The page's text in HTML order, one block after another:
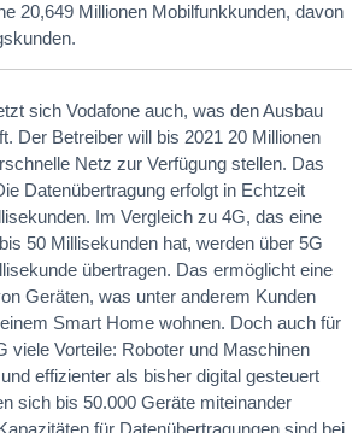
20,649 Millionen Mobilfunkkunden, davon
sich Vodafone auch, was den Ausbau
Der Betreiber will bis 2021 20 Millionen
Netz zur Verfügung stellen. Das
Datenübertragung erfolgt in Echtzeit
Im Vergleich zu 4G, das eine
50 Millisekunden hat, werden über 5G
übertragen. Das ermöglicht eine
Geräten, was unter anderem Kunden
Smart Home wohnen. Doch auch für
viele Vorteile: Roboter und Maschinen
effizienter als bisher digital gesteuert
sich bis 50.000 Geräte miteinander
für Datenübertragungen sind bei